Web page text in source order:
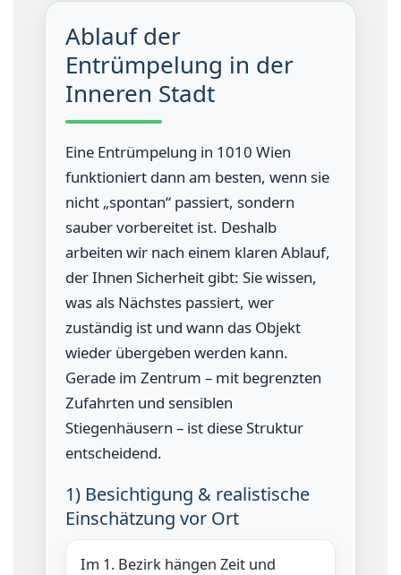
Ablauf der
Entrümpelung in der
Inneren Stadt
Eine Entrümpelung in 1010 Wien
funktioniert dann am besten, wenn sie
nicht „spontan“ passiert, sondern
sauber vorbereitet ist. Deshalb
arbeiten wir nach einem klaren Ablauf,
der Ihnen Sicherheit gibt: Sie wissen,
was als Nächstes passiert, wer
zuständig ist und wann das Objekt
wieder übergeben werden kann.
Gerade im Zentrum – mit begrenzten
Zufahrten und sensiblen
Stiegenhäusern – ist diese Struktur
entscheidend.
1) Besichtigung & realistische
Einschätzung vor Ort
Im 1. Bezirk hängen Zeit und